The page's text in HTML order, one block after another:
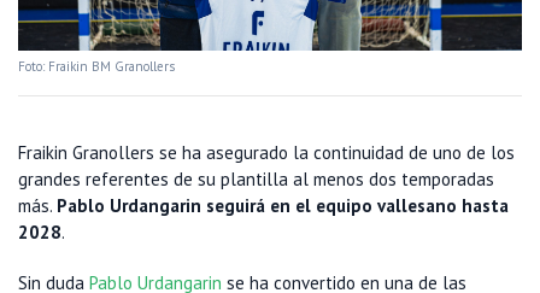
Foto: Fraikin BM Granollers
Fraikin Granollers se ha asegurado la continuidad de uno de los
grandes referentes de su plantilla al menos dos temporadas
más. Pablo Urdangarin seguirá en el equipo vallesano hasta
2028.
Sin duda Pablo Urdangarin se ha convertido en una de las